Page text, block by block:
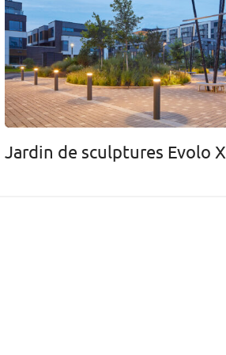
Jardin de sculptures Evolo X